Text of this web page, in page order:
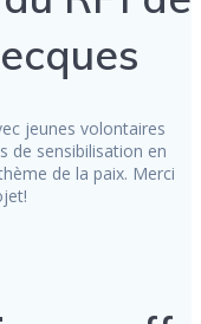
jeunes volontaires
de sensibilisation en
de la paix. Merci